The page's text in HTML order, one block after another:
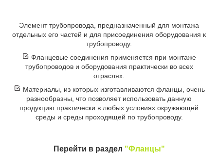
Элемент трубопровода, предназначенный для монтажа
отдельных его частей и для присоединения оборудования к
трубопроводу.
Фланцевые соединения применяется при монтаже
трубопроводов и оборудования практически во всех
отраслях.
Материалы, из которых изготавливаются фланцы, очень
разнообразны, что позволяет использовать данную
продукцию практически в любых условиях окружающей
среды и среды проходящей по трубопроводу.
Перейти в раздел "Фланцы"